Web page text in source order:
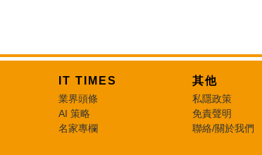
IT TIMES
業界頭條
AI 策略
名家專欄
其他
私隱政策
免責聲明
聯絡/關於我們